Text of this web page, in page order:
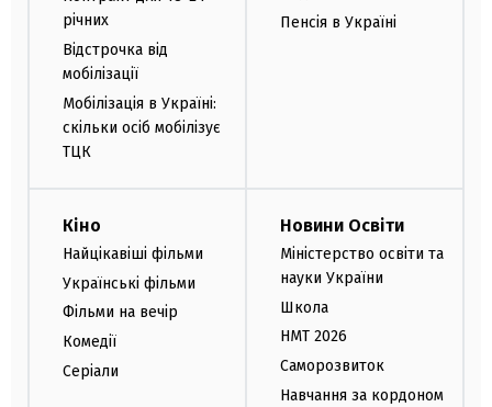
річних
Відстрочка від
мобілізації
Мобілізація в Україні:
скільки осіб мобілізує
ТЦК
Пенсія в Україні
Кіно
Найцікавіші фільми
Українські фільми
Фільми на вечір
Комедії
Серіали
Новини Освіти
Міністерство освіти та
науки України
Школа
НМТ 2026
Саморозвиток
Навчання за кордоном